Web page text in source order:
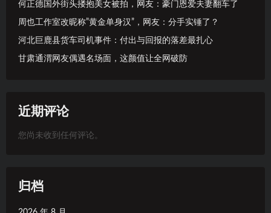
何正德国外街头搂抱美女被拍，网友：豪门恩爱夫妻翻车了
周也工作室改昵称”黄金单身汉”，网友：分手实锤了？
河北巨鹿县货车司机事件：付出与回报的落差最扎心
甘肃通渭网友偶遇名场面，这颜值让全网破防
近期评论
您尚未收到任何评论。
归档